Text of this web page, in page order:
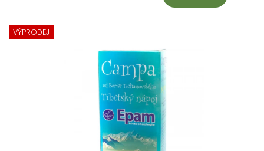
VÝPRODEJ